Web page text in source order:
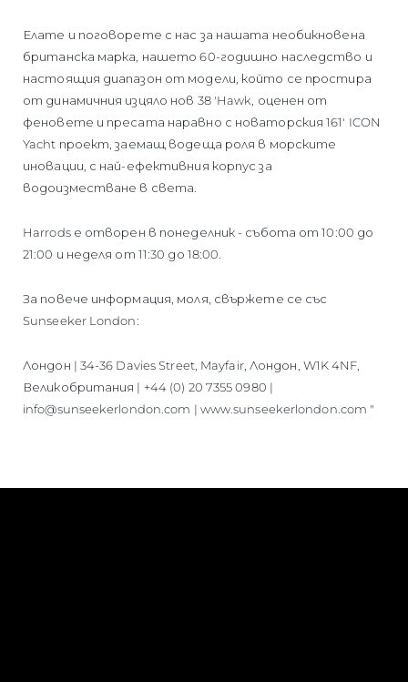
Елате и поговорете с нас за нашата необикновена
британска марка, нашето 60-годишно наследство и
настоящия диапазон от модели, който се простира
от динамичния изцяло нов 38 'Hawk, оценен от
феновете и пресата наравно с новаторския 161' ICON
Yacht проект, заемащ водеща роля в морските
иновации, с най-ефективния корпус за
водоизместване в света.
Harrods е отворен в понеделник - събота от 10:00 до
21:00 и неделя от 11:30 до 18:00.
За повече информация, моля, свържете се със
Sunseeker London:
Лондон | 34-36 Davies Street, Mayfair, Лондон, W1K 4NF,
Великобритания | +44 (0) 20 7355 0980 |
info@sunseekerlondon.com | www.sunseekerlondon.com "